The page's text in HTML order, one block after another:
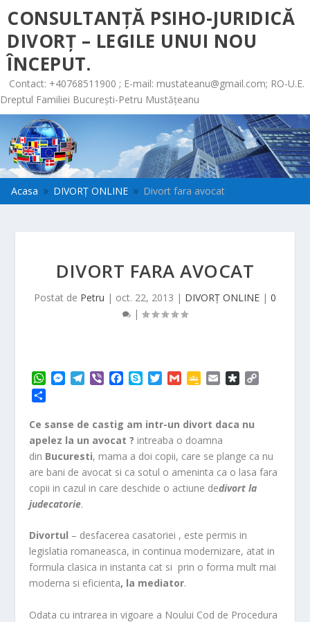
CONSULTANȚĂ PSIHO-JURIDICĂ
DIVORȚ – LEGILE UNUI NOU
ÎNCEPUT.
Contact: +40768511900 ; E-mail: mustateanu@gmail.com; RO-U.E.
Dreptul Familiei București-Petru Mustățeanu
Acasa 9 DIVORȚ ONLINE 9 Divort fara avocat
DIVORT FARA AVOCAT
Postat de Petru | oct. 22, 2013 | DIVORȚ ONLINE | 0
|
W
t
s
A
p
p
M
s
e
n
g
e
r
T
e
r
a
m
V
e
e
b
o
o
k
p
e
T
t
t
e
r
G
i
G
g
e
C
l
a
r
o
o
m
i
D
s
r
a
n
k
r
t
a
j
e
a
z
Ce sanse de castig am intr-un divort daca nu
apelez la un avocat ? intreaba o doamna
din Bucuresti, mama a doi copii, care se plange ca nu
are bani de avocat si ca sotul o ameninta ca o lasa fara
copii in cazul in care deschide o actiune dedivort la
judecatorie.
Divortul – desfacerea casatoriei , este permis in
legislatia romaneasca, in continua modernizare, atat in
formula clasica in instanta cat si prin o forma mult mai
moderna si eficienta, la mediator.
Odata cu intrarea in vigoare a Noului Cod de Procedura